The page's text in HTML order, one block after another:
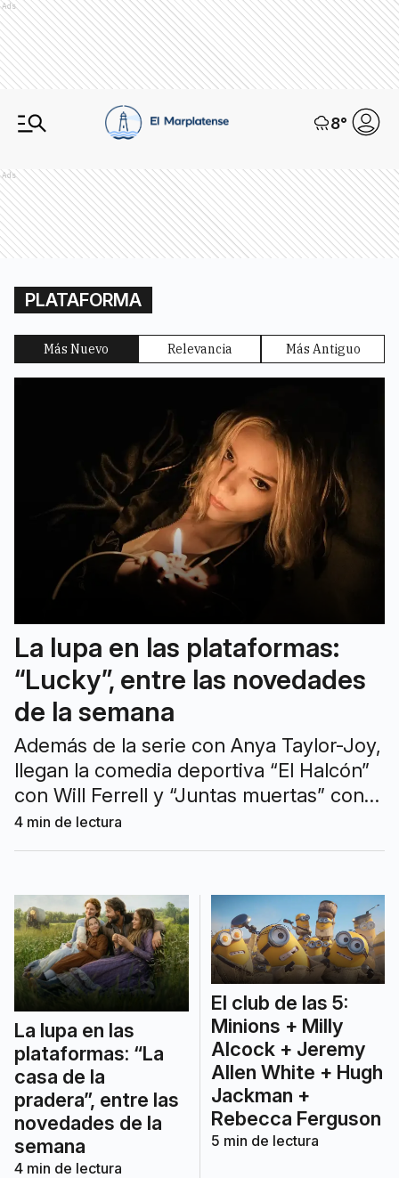
Ads
8°
Ads
PLATAFORMA
Más Nuevo Relevancia Más Antiguo
La lupa en las plataformas:
“Lucky”, entre las novedades
de la semana
Además de la serie con Anya Taylor-Joy,
llegan la comedia deportiva “El Halcón”
con Will Ferrell y “Juntas muertas” con
Octavia Spencer y Hannah
Waddingham, entre otras.
4 min de lectura
La lupa en las
plataformas: “La
casa de la
pradera”, entre las
novedades de la
semana
4 min de lectura
El club de las 5:
Minions + Milly
Alcock + Jeremy
Allen White + Hugh
Jackman +
Rebecca Ferguson
5 min de lectura